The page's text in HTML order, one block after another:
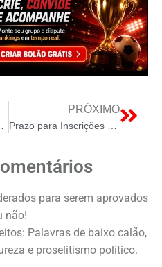
PRÓXIMO
para serem aprovados
não!
Palavras de baixo calão,
e proselitismo político.